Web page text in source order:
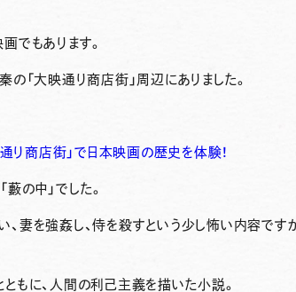
でもあります。
の「大映通り商店街」周辺にありました。
通り商店街」で日本映画の歴史を体験！
の中」でした。
妻を強姦し、侍を殺すという少し怖い内容です
もに、人間の利己主義を描いた小説。